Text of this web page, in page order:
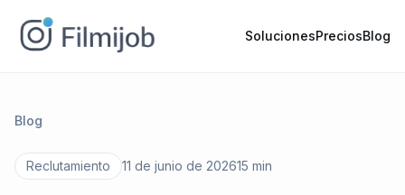
SolucionesPreciosBlog
Blog
Reclutamiento 11 de junio de 202615 min